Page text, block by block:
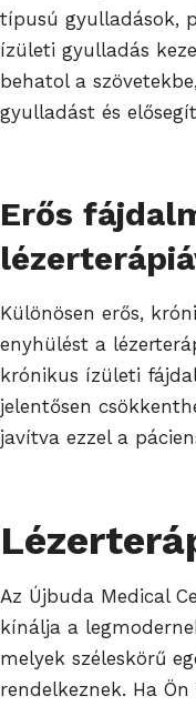
típusú gyulladások,
ízületi gyulladás
behatol a
gyulladást és
Erős
Különösen erős,
enyhülést a
krónikus ízületi
jelentősen
javítva ezzel a
Az Újbuda Medical
kínálja a
melyek széleskörű
rendelkeznek. Ha